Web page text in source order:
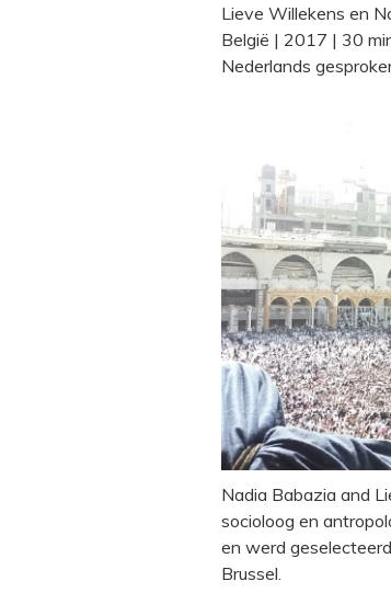
Lieve Willekens en
België | 2017 | 30
Nederlands
Nadia Babazia and
socioloog en
en werd
Brussel.